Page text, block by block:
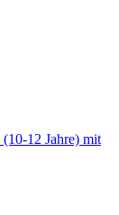
12 Jahre) mit